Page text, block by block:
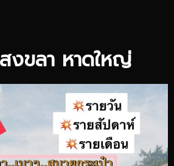
งขลา หาดใหญ่